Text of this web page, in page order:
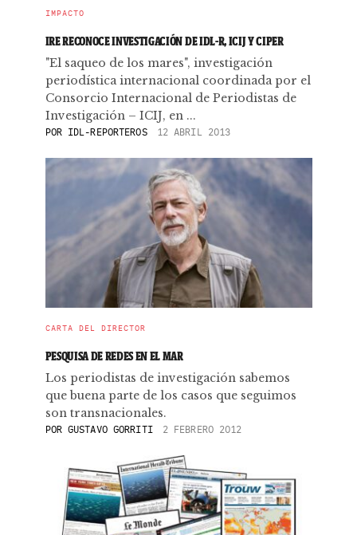
IMPACTO
IRE RECONOCE INVESTIGACIÓN DE IDL-R, ICIJ Y CIPER
"El saqueo de los mares", investigación
periodística internacional coordinada por el
Consorcio Internacional de Periodistas de
Investigación – ICIJ, en ...
POR IDL-REPORTEROS 12 ABRIL 2013
CARTA DEL DIRECTOR
PESQUISA DE REDES EN EL MAR
Los periodistas de investigación sabemos
que buena parte de los casos que seguimos
son transnacionales.
POR GUSTAVO GORRITI 2 FEBRERO 2012